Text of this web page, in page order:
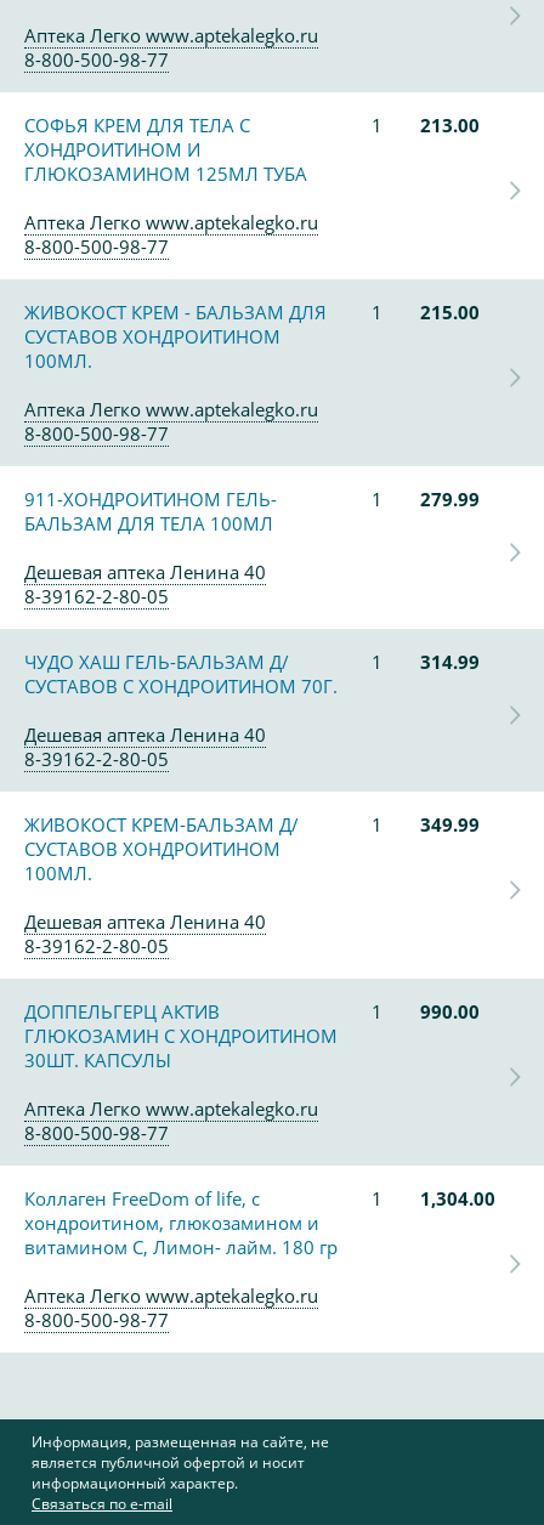
Аптека Легко www.aptekalegko.ru
8-800-500-98-77
СОФЬЯ КРЕМ ДЛЯ ТЕЛА С
ХОНДРОИТИНОМ И
ГЛЮКОЗАМИНОМ 125МЛ ТУБА
1 213.00
Аптека Легко www.aptekalegko.ru
8-800-500-98-77
ЖИВОКОСТ КРЕМ - БАЛЬЗАМ ДЛЯ
СУСТАВОВ ХОНДРОИТИНОМ
100МЛ.
1 215.00
Аптека Легко www.aptekalegko.ru
8-800-500-98-77
911-ХОНДРОИТИНОМ ГЕЛЬ-
БАЛЬЗАМ ДЛЯ ТЕЛА 100МЛ
1 279.99
Дешевая аптека Ленина 40
8-39162-2-80-05
ЧУДО ХАШ ГЕЛЬ-БАЛЬЗАМ Д/
СУСТАВОВ С ХОНДРОИТИНОМ 70Г.
1 314.99
Дешевая аптека Ленина 40
8-39162-2-80-05
ЖИВОКОСТ КРЕМ-БАЛЬЗАМ Д/
СУСТАВОВ ХОНДРОИТИНОМ
100МЛ.
1 349.99
Дешевая аптека Ленина 40
8-39162-2-80-05
ДОППЕЛЬГЕРЦ АКТИВ
ГЛЮКОЗАМИН С ХОНДРОИТИНОМ
30ШТ. КАПСУЛЫ
1 990.00
Аптека Легко www.aptekalegko.ru
8-800-500-98-77
Коллаген FreeDom of life, с
хондроитином, глюкозамином и
витамином С, Лимон- лайм. 180 гр
1 1,304.00
Аптека Легко www.aptekalegko.ru
8-800-500-98-77
Информация, размещенная на сайте, не
является публичной офертой и носит
информационный характер.
Связаться по e-mail